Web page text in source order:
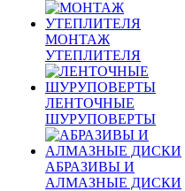
МОНТАЖ
УТЕПЛИТЕЛЯ
ЛЕНТОЧНЫЕ
ШУРУПОВЕРТЫ
АБРАЗИВЫ И
АЛМАЗНЫЕ ДИСКИ